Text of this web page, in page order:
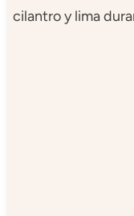
cilantro y lima